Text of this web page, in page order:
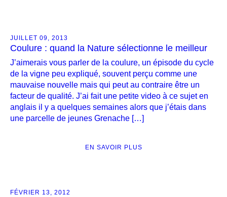
JUILLET 09, 2013
Coulure : quand la Nature sélectionne le meilleur
J’aimerais vous parler de la coulure, un épisode du cycle
de la vigne peu expliqué, souvent perçu comme une
mauvaise nouvelle mais qui peut au contraire être un
facteur de qualité. J’ai fait une petite video à ce sujet en
anglais il y a quelques semaines alors que j’étais dans
une parcelle de jeunes Grenache […]
EN SAVOIR PLUS
FÉVRIER 13, 2012